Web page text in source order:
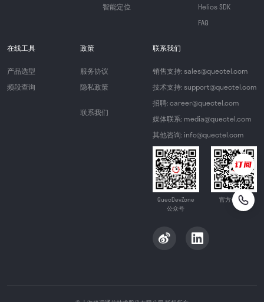
智能定位
Helios SDK
FAQ
在线工具
产品选型
频段查询
政策
服务协议
隐私政策
联系我们
联系我们
销售支持: sales@quectel.com
技术支持: support@quectel.com
招聘: career@quectel.com
媒体联系: media@quectel.com
其他咨询: info@quectel.com
QuecDevZone
公众号
官方公众号